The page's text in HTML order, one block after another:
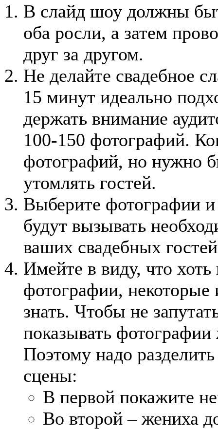
В слайд шоу должны
оба росли, а затем
друг за другом.
Не делайте свадебное
15 минут идеально
держать внимание
100-150 фотографий.
фотографий, но нужно
утомлять гостей.
Выберите фотографии
будут вызывать
ваших свадебных
Имейте в виду, что хоть
фотографии, некоторые
знать. Чтобы не
показывать
Поэтому надо
сцены:
В первой покажите
Во второй – жениха